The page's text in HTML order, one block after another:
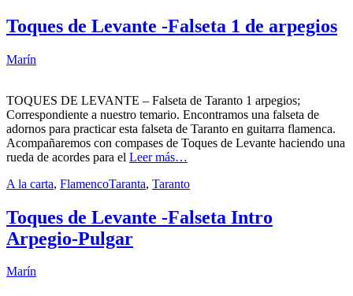
Toques de Levante -Falseta 1 de arpegios
Marín
TOQUES DE LEVANTE – Falseta de Taranto 1 arpegios;
Correspondiente a nuestro temario. Encontramos una falseta de
adornos para practicar esta falseta de Taranto en guitarra flamenca.
Acompañaremos con compases de Toques de Levante haciendo una
rueda de acordes para el Leer más…
A la carta, FlamencoTaranta, Taranto
Toques de Levante -Falseta Intro
Arpegio-Pulgar
Marín